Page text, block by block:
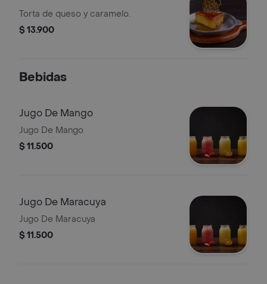
Torta de queso y caramelo.
$ 13.900
Bebidas
Jugo De Mango
Jugo De Mango
$ 11.500
Jugo De Maracuya
Jugo De Maracuya
$ 11.500